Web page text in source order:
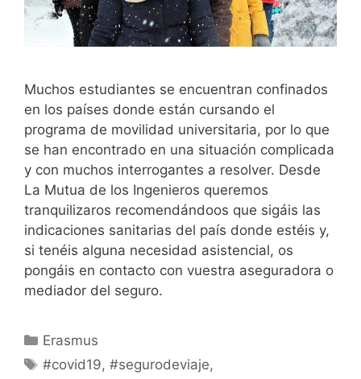
Muchos estudiantes se encuentran confinados
en los países donde están cursando el
programa de movilidad universitaria, por lo que
se han encontrado en una situación complicada
y con muchos interrogantes a resolver. Desde
La Mutua de los Ingenieros queremos
tranquilizaros recomendándoos que sigáis las
indicaciones sanitarias del país donde estéis y,
si tenéis alguna necesidad asistencial, os
pongáis en contacto con vuestra aseguradora o
mediador del seguro.
Erasmus
#covid19,#segurodeviaje,